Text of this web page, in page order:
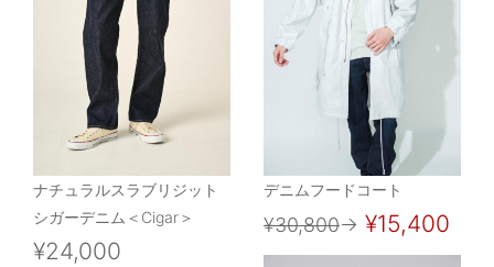
ナチュラルスラブリジット
シガーデニム＜Cigar＞
¥24,000
デニムフードコート
¥30,800→ ¥15,400